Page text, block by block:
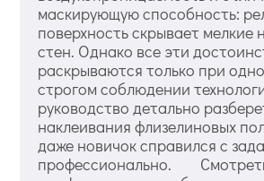
маскирующую способность:
поверхность скрывает мелкие
стен. Однако все эти
раскрываются только при
строгом соблюдении
руководство детально
наклеивания флизелиновых
даже новичок справился с
профессионально.